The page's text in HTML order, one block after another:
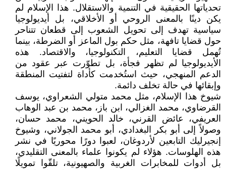
تحدياتها الحقيقية في التنمية والاستقلال. هذا الإسلام لم
يكن دينًا بالمعنى الروحي أو الأخلاقي، بل أيديولوجيا
سياسية تهدف إلى تحويل الشعوب إلى قطعان تتناحر
حول قضايا تافهة، مثل حكم بول الماعز أو الضرطة، بينما
تُهمل قضايا التعليم، التكنولوجيا، والاقتصاد. هذه
الأيديولوجيا لم تظهر فجأة، بل تطوّرت عبر عقود من
الدعم المنهجي، حيث استُخدمت كأداة لتفتيت المنطقة
وإبقائها في حالة تخلف دائمة.
شيوخ هذا الإسلام، مثل محمد متولي الشعراوي، يوسف
القرضاوي، محمد الغزالي، ابن باز، محمد بن عبد الوهاب
العريفي، عائض القرني، خالد الحويني، محمد حسان،
وصولاً إلى أبو بكر البغدادي، أبو محمد الجولاني، وشيوخ
إنجيرليك التابعين لأردوغان، لعبوا دورًا محوريًا في نشر
هذه الهلوسات. هؤلاء لم يكونوا علماء بالمعنى التقليدي،
بل أدوات للمخابرات الغربية والصهيونية، تلقّوا تمويلًا